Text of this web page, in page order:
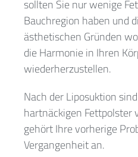
sollten Sie nur wenige
Bauchregion haben und
ästhetischen Gründen
die Harmonie in Ihren
wiederherzustellen.
Nach der Liposuktion
hartnäckigen Fettpolster
gehört Ihre vorherige
Vergangenheit an.